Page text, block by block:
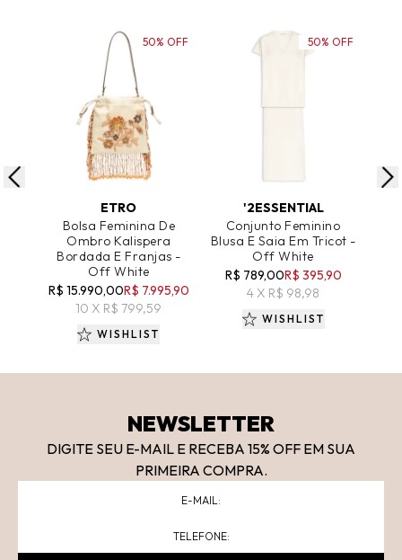
ADICIONAR AO CARRINHO
ETRO
Bolsa Feminina De
Ombro Kalispera
Bordada E Franjas -
Off White
R$ 15.990,00R$ 7.995,90
10 X R$ 799,59
50% OFF
WISHLIST
ADICIONAR AO CARRINHO
'2ESSENTIAL
Conjunto Feminino
Blusa E Saia Em Tricot -
Off White
R$ 789,00R$ 395,90
4 X R$ 98,98
50% OFF
WISHLIST
NEWSLETTER
DIGITE SEU E-MAIL E RECEBA 15% OFF EM SUA
PRIMEIRA COMPRA.